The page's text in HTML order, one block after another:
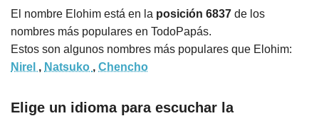
El nombre Elohim está en la posición 6837 de los
nombres más populares en TodoPapás.
Estos son algunos nombres más populares que Elohim:
Nirel , Natsuko , Chencho
Elige un idioma para escuchar la